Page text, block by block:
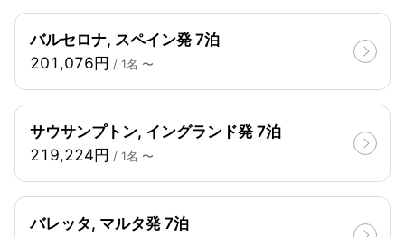
バルセロナ, スペイン発 7泊
201,076円 / 1名 〜
サウサンプトン, イングランド発 7泊
219,224円 / 1名 〜
バレッタ, マルタ発 7泊